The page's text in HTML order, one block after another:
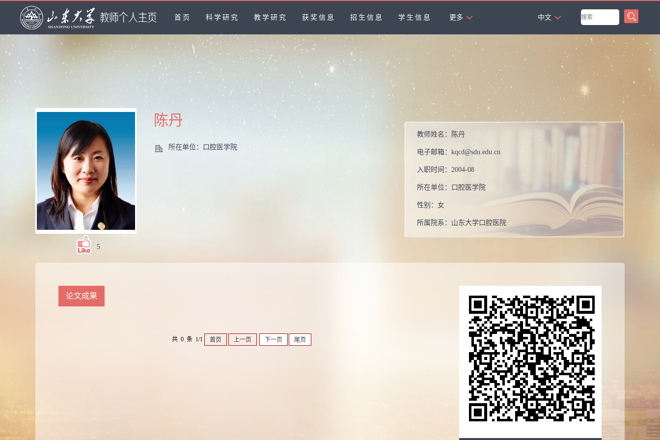
首页 科学研究 教学研究 获奖信息 招生信息 学生信息 更多
中文
5
陈丹
所在单位：口腔医学院
教师姓名： 陈丹
电子邮箱： kqcd@sdu.edu.cn
入职时间： 2004-08
所在单位： 口腔医学院
性别： 女
所属院系： 山东大学口腔医院
论文成果
共 0 条 1/1 首页 上一页 下一页 尾页